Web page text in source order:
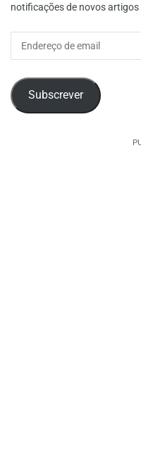
notificações de novos artigos
Subscrever